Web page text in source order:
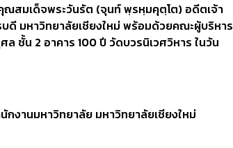
สมเด็จพระวันรัต (จุนท์ พฺรหฺมคุตฺโต) อดีตเจ้า
ดี มหาวิทยาลัยเชียงใหม่ พร้อมด้วยคณะผู้บริหาร
ชั้น 2 อาคาร 100 ปี วัดบวรนิเวศวิหาร ในวัน
งานมหาวิทยาลัย มหาวิทยาลัยเชียงใหม่